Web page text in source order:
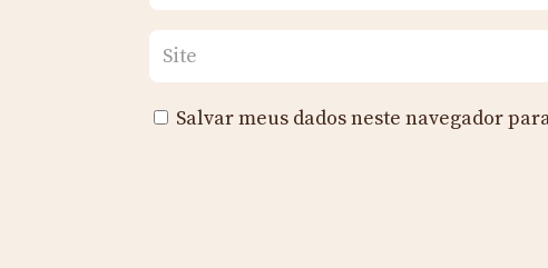
Salvar meus dados neste navegador